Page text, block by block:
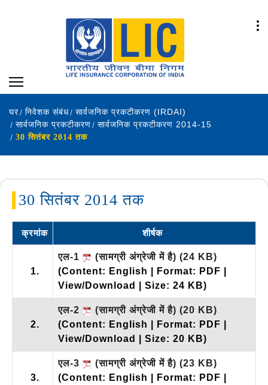
घर निवेशक संबंध
सार्वजनिक प्रकटीकरण (IRDAI)
सार्वजनिक प्रकटीकरण
सार्वजनिक प्रकटीकरण 2014-15
30 सितंबर 2014 तक
30 सितंबर 2014 तक
क्रमांक शीर्षक
1.
एल-1 (सामग्री अंग्रेजी में है) (24 KB)
(Content: English | Format: PDF |
View/Download | Size: 24 KB)
2.
एल-2 (सामग्री अंग्रेजी में है) (20 KB)
(Content: English | Format: PDF |
View/Download | Size: 20 KB)
3.
एल-3 (सामग्री अंग्रेजी में है) (23 KB)
(Content: English | Format: PDF |